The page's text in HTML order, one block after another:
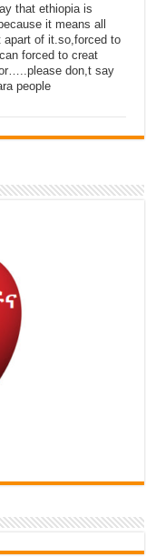
that ethiopia is
it means all
apart of it.so,forced to
forced to creat
don,t say
people